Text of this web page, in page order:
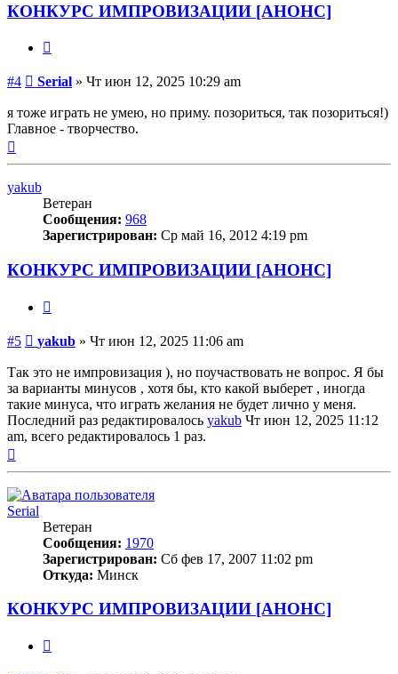
КОНКУРС ИМПРОВИЗАЦИИ [АНОНС]
#4 Сообщение
Serial » Чт июн 12, 2025 10:29 am
я тоже играть не умею, но приму. позориться, так позориться!)
Главное - творчество.
yakub
Ветеран
Сообщения: 968
Зарегистрирован: Ср май 16, 2012 4:19 pm
КОНКУРС ИМПРОВИЗАЦИИ [АНОНС]
#5 Сообщение
yakub » Чт июн 12, 2025 11:06 am
Так это не импровизация ), но поучаствовать не вопрос. Я бы
за варианты минусов , хотя бы, кто какой выберет , иногда
такие минуса, что играть желания не будет лично у меня.
Последний раз редактировалось yakub Чт июн 12, 2025 11:12
am, всего редактировалось 1 раз.
Serial
Ветеран
Сообщения: 1970
Зарегистрирован: Сб фев 17, 2007 11:02 pm
Откуда: Минск
КОНКУРС ИМПРОВИЗАЦИИ [АНОНС]